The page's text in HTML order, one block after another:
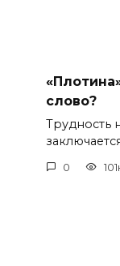
слово?
Трудность
0